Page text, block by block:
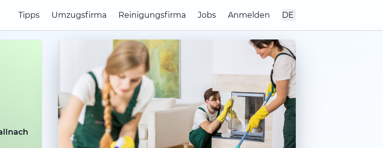
Tipps Umzugsfirma Reinigungsfirma Jobs Anmelden DE